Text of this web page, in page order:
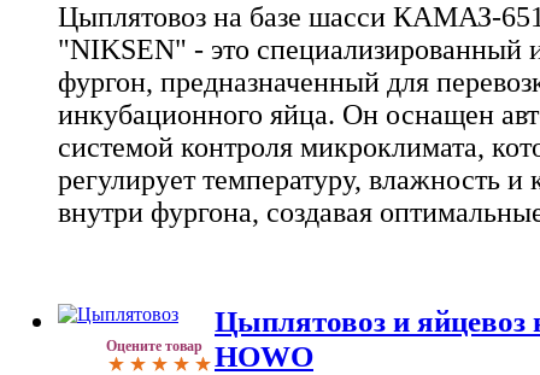
Цыплятовоз на базе шасси КАМАЗ-
"NIKSEN" - это специализированный
фургон, предназначенный для
инкубационного яйца. Он оснащен
системой контроля микроклимата,
регулирует температуру, влажность
внутри фургона, создавая
Оцените товар
Цыплятовоз и яйцевоз
HOWO